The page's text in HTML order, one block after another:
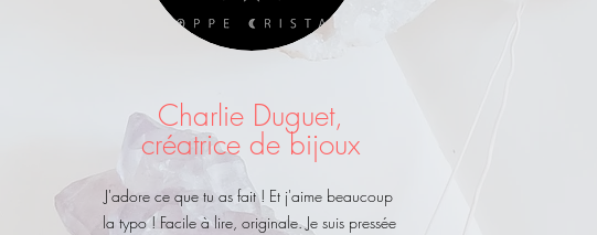
Charlie Duguet,
créatrice de bijoux
J'adore ce que tu as fait ! Et j'aime beaucoup
la typo ! Facile à lire, originale. Je suis pressée